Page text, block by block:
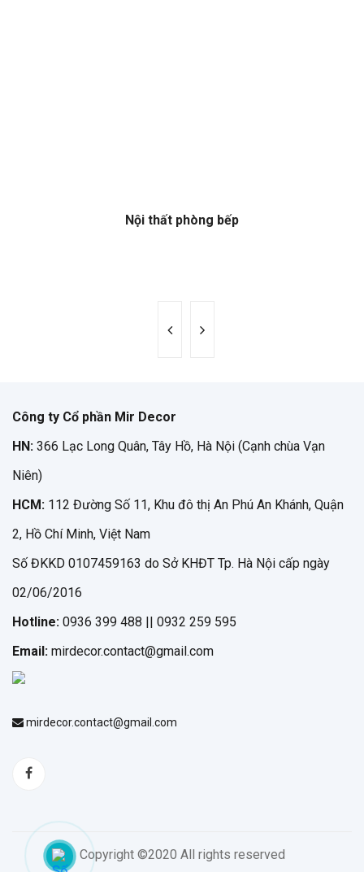
Nội thất phòng bếp
Công ty Cổ phần Mir Decor
HN: 366 Lạc Long Quân, Tây Hồ, Hà Nội (Cạnh chùa Vạn
Niên)
HCM: 112 Đường Số 11, Khu đô thị An Phú An Khánh, Quận
2, Hồ Chí Minh, Việt Nam
Số ĐKKD 0107459163 do Sở KHĐT Tp. Hà Nội cấp ngày
02/06/2016
Hotline: 0936 399 488 || 0932 259 595
Email: mirdecor.contact@gmail.com
mirdecor.contact@gmail.com
Copyright ©2020 All rights reserved